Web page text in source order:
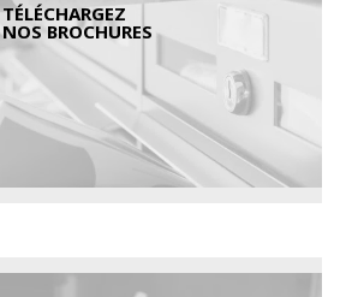
TÉLÉCHARGEZ
NOS BROCHURES